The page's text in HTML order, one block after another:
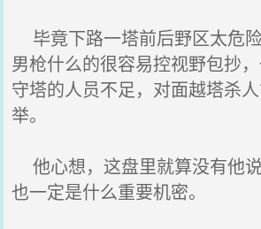
毕竟下路一塔前后野区太危
男枪什么的很容易控视野包抄
守塔的人员不足，对面越塔杀
举。
他心想，这盘里就算没有他说
也一定是什么重要机密。